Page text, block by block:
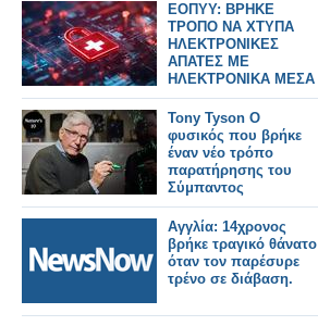
ΕΟΠΥΥ: ΒΡΗΚΕ
ΤΡΟΠΟ ΝΑ ΧΤΥΠΑ
ΗΛΕΚΤΡΟΝΙΚΕΣ
ΑΠΑΤΕΣ ΜΕ
ΗΛΕΚΤΡΟΝΙΚΑ ΜΕΣΑ
ΚΑΙ ΜΕ ΧΡΗΣΗ ΑΙ
Tony Tyson Ο
φυσικός που βρήκε
έναν νέο τρόπο
παρατήρησης του
Σύμπαντος
Αγγλία: 14χρονος
βρήκε τραγικό θάνατο
όταν τον παρέσυρε
τρένο σε διάβαση.